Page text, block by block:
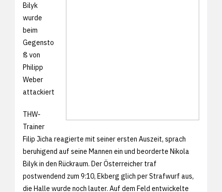
Bilyk
wurde
beim
Gegensto
ß von
Philipp
Weber
attackiert
THW-
Trainer
Filip Jicha reagierte mit seiner ersten Auszeit, sprach
beruhigend auf seine Mannen ein und beorderte Nikola
Bilyk in den Rückraum. Der Österreicher traf
postwendend zum 9:10, Ekberg glich per Strafwurf aus,
die Halle wurde noch lauter. Auf dem Feld entwickelte